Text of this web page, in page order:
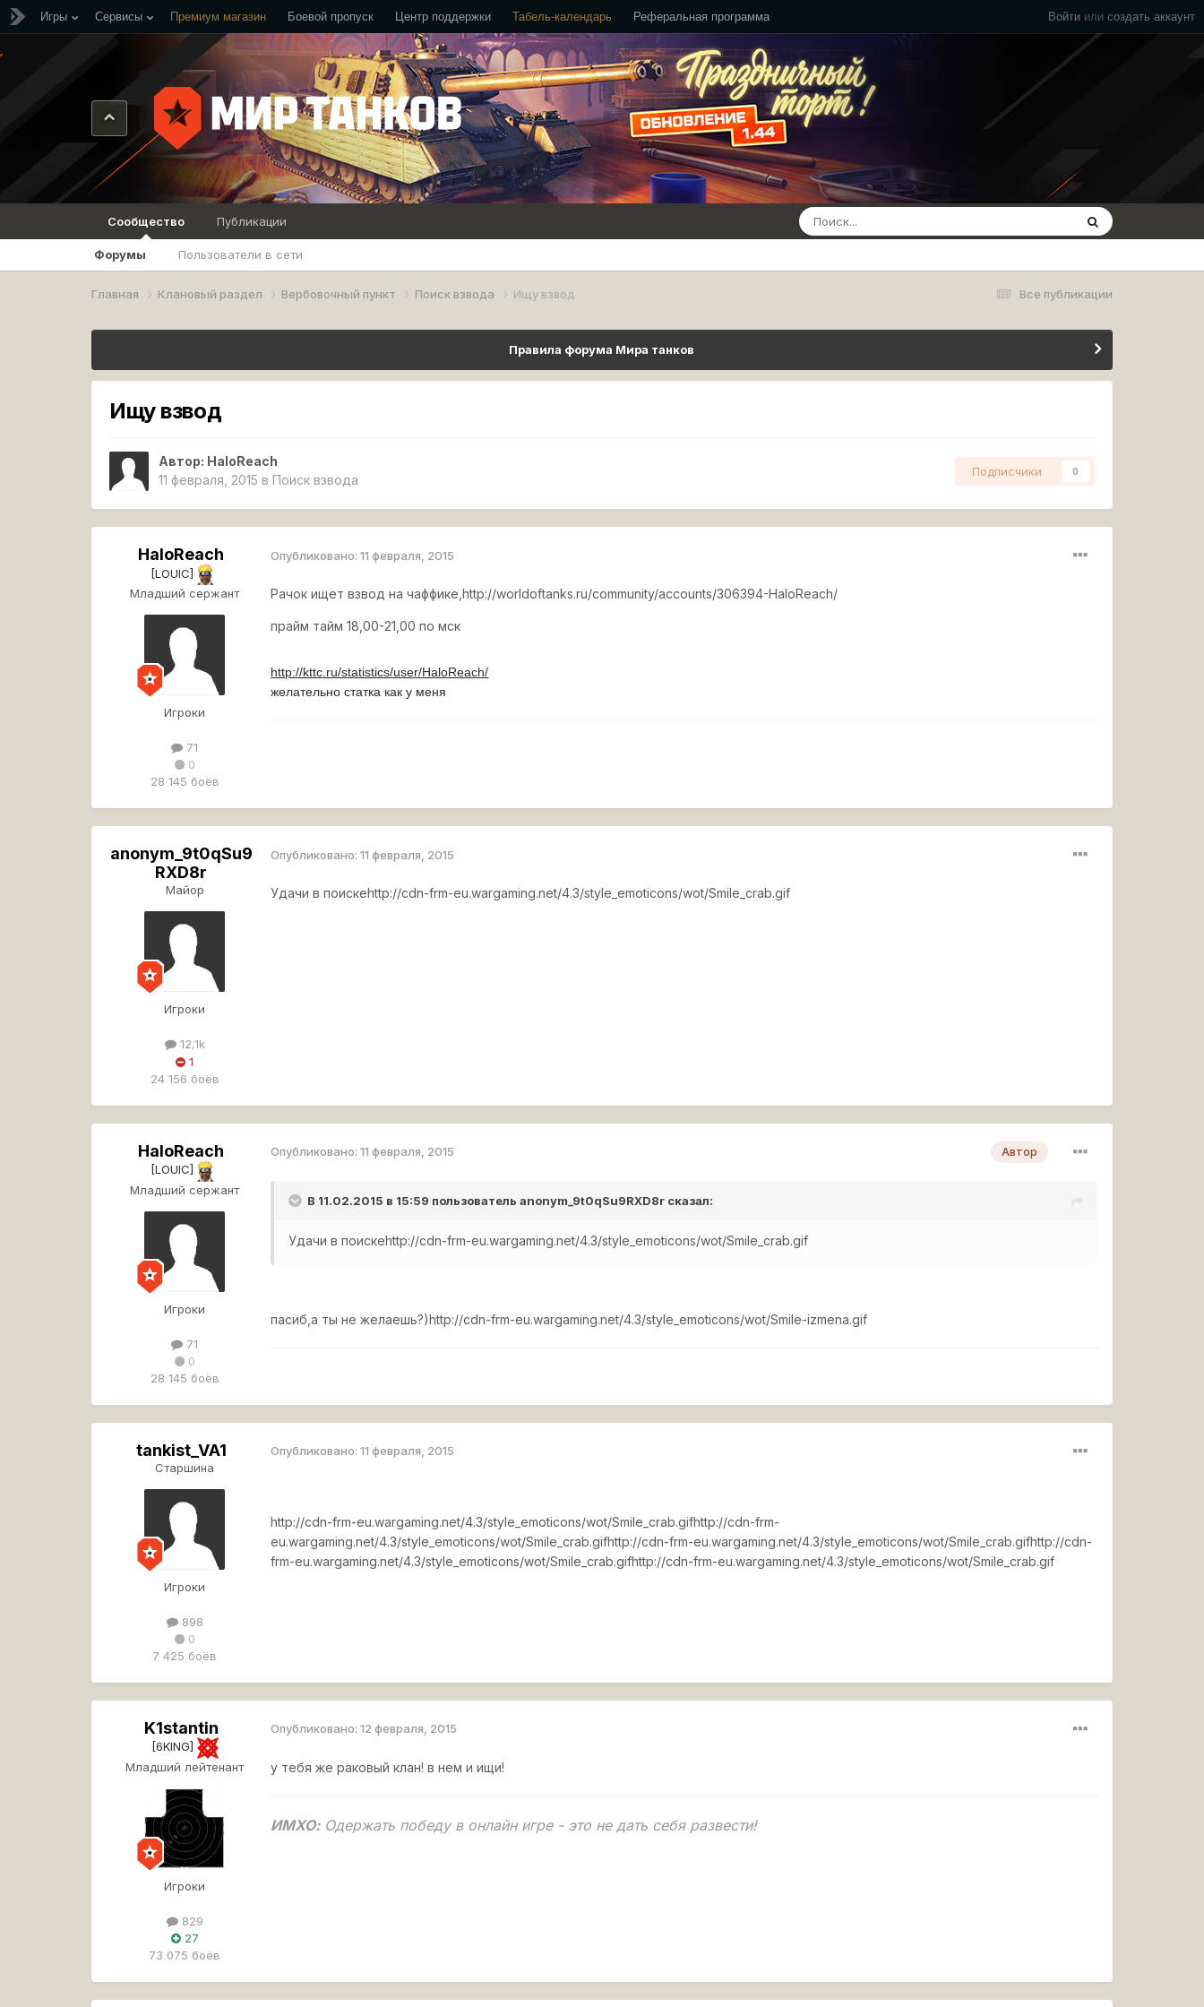
Войти или создать аккаунт
Игры Сервисы Премиум магазин Боевой пропуск Центр поддержки Табель-календарь Реферальная программа
Сообщество
Форумы Пользователи в сети
Публикации
Все публикации
Главная Клановый раздел Вербовочный пункт Поиск взвода Ищу взвод
Правила форума Мира танков
Ищу взвод
Автор: HaloReach
11 февраля, 2015 в Поиск взвода
Подписчики 0
HaloReach
[LOUIC]
Младший сержант
Игроки
71
0
28 145 боёв
Опубликовано:11 февраля, 2015
Рачок ищет взвод на чаффике,http://worldoftanks.ru/community/accounts/306394-HaloReach/
прайм тайм 18,00-21,00 по мск
http://kttc.ru/statistics/user/HaloReach/
желательно статка как у меня
anonym_9t0qSu9
RXD8r
Майор
Игроки
12,1k
1
24 156 боёв
Опубликовано:11 февраля, 2015
Удачи в поискеhttp://cdn-frm-eu.wargaming.net/4.3/style_emoticons/wot/Smile_crab.gif
HaloReach
[LOUIC]
Младший сержант
Игроки
71
0
28 145 боёв
Автор
Опубликовано:11 февраля, 2015
В 11.02.2015 в 15:59 пользовательanonym_9t0qSu9RXD8r сказал:
Удачи в поискеhttp://cdn-frm-eu.wargaming.net/4.3/style_emoticons/wot/Smile_crab.gif
пасиб,а ты не желаешь?)http://cdn-frm-eu.wargaming.net/4.3/style_emoticons/wot/Smile-izmena.gif
tankist_VA1
Старшина
Игроки
898
0
7 425 боёв
Опубликовано:11 февраля, 2015
http://cdn-frm-eu.wargaming.net/4.3/style_emoticons/wot/Smile_crab.gifhttp://cdn-frm-
eu.wargaming.net/4.3/style_emoticons/wot/Smile_crab.gifhttp://cdn-frm-eu.wargaming.net/4.3/style_emoticons/wot/Smile_crab.gifhttp://cdn-
frm-eu.wargaming.net/4.3/style_emoticons/wot/Smile_crab.gifhttp://cdn-frm-eu.wargaming.net/4.3/style_emoticons/wot/Smile_crab.gif
K1stantin
[6KING]
Младший лейтенант
Игроки
829
27
73 075 боёв
Опубликовано:12 февраля, 2015
у тебя же раковый клан! в нем и ищи!
ИМХО:Одержать победу в онлайн игре - это не дать себя развести!